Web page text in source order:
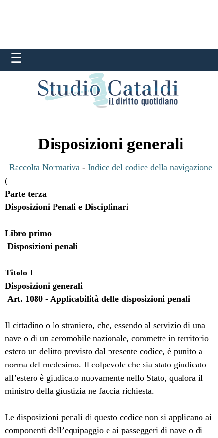
Disposizioni generali
Raccolta Normativa- Indice del codice della navigazione
(
Parte terza
Disposizioni Penali e Disciplinari
Libro primo
Disposizioni penali
Titolo I
Disposizioni generali
Art. 1080 - Applicabilità delle disposizioni penali
Il cittadino o lo straniero, che, essendo al servizio di una
nave o di un aeromobile nazionale, commette in territorio
estero un delitto previsto dal presente codice, è punito a
norma del medesimo. Il colpevole che sia stato giudicato
all’estero è giudicato nuovamente nello Stato, qualora il
ministro della giustizia ne faccia richiesta.
Le disposizioni penali di questo codice non si applicano ai
componenti dell’equipaggio e ai passeggeri di nave o di